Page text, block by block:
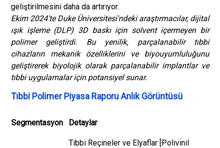
geliştirilmesini daha da artırıyor.
Ekim 2024'te Duke Üniversitesi'ndeki araştırmacılar, dijital
ışık işleme (DLP) 3D baskı için solvent içermeyen bir
polimer geliştirdi. Bu yenilik, parçalanabilir tıbbi
cihazların mekanik özelliklerini ve biyouyumluluğunu
geliştirerek biyolojik olarak parçalanabilir implantlar ve
tıbbi uygulamalar için potansiyel sunar.
Tıbbi Polimer Piyasa Raporu Anlık Görüntüsü
Segmentasyon Detaylar
Tıbbi Reçineler ve Elyaflar [Polivinil